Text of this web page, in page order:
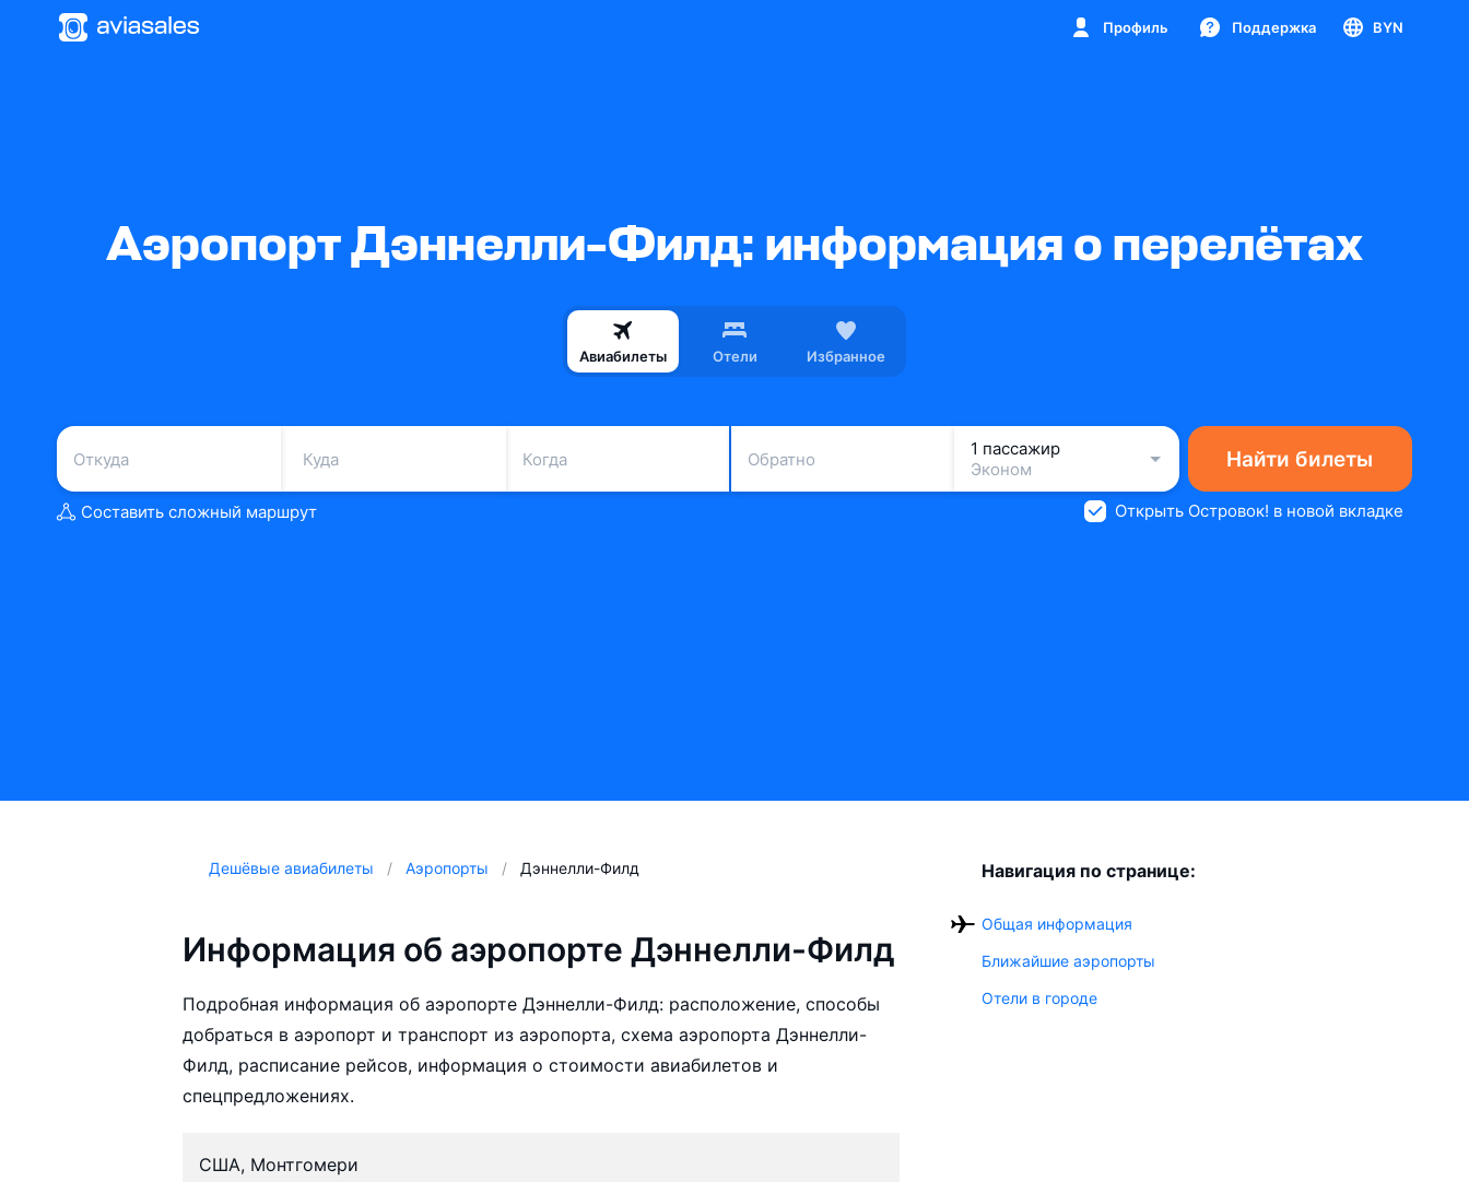
Профиль Поддержка BYN
Аэропорт Дэннелли-Филд: информация о перелётах
Авиабилеты Отели Избранное
Когда Обратно
1 пассажир
Эконом
Найти билеты
Составить сложный маршрут Открыть Островок! в новой вкладке
Дешёвые авиабилеты Аэропорты Дэннелли-Филд
Информация об аэропорте Дэннелли-Филд
Подробная информация об аэропорте Дэннелли-Филд: расположение, способы
добраться в аэропорт и транспорт из аэропорта, схема аэропорта Дэннелли-
Филд, расписание рейсов, информация о стоимости авиабилетов и
спецпредложениях.
США, Монтгомери
Навигация по странице:
Общая информация
Ближайшие аэропорты
Отели в городе